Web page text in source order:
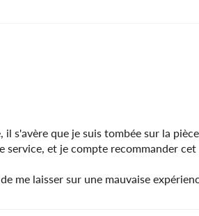
s'avère que je suis tombée sur la
service, et je compte recommander
me laisser sur une mauvaise